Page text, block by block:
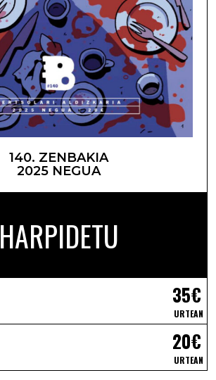
140. ZENBAKIA
2025 NEGUA
HARPIDETU
35€
URTEAN
20€
URTEAN